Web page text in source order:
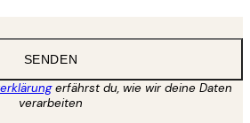
SENDEN
erfährst du, wie wir deine Daten
verarbeiten